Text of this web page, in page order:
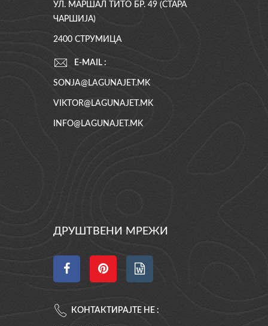
УЛ. МАРШАЛ ТИТО БР. 49 (СТАРА
ЧАРШИЈА)
2400 СТРУМИЦА
E-MAIL :
SONJA@LAGUNAJET.MK
VIKTOR@LAGUNAJET.MK
INFO@LAGUNAJET.MK
ДРУШТВЕНИ МРЕЖИ
КОНТАКТИРАЈТЕ НЕ :